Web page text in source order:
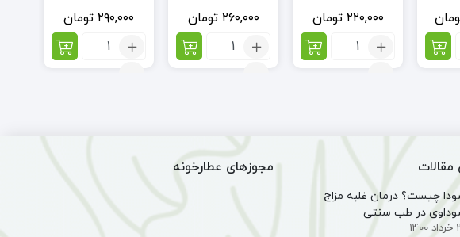
۲۲۰,۰۰۰ تومان
تعداد:
۲۶۰,۰۰۰ تومان
تعداد:
۲۹۰,۰۰۰ تومان
تعداد:
چیست؟ درمان غلبه مزاج
در طب سنتی
مجوزهای عطارخونه